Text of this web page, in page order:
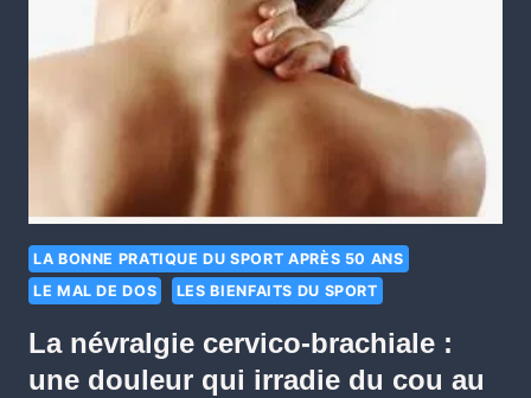
LA BONNE PRATIQUE DU SPORT APRÈS 50 ANS
LE MAL DE DOS
LES BIENFAITS DU SPORT
La névralgie cervico-brachiale :
une douleur qui irradie du cou au